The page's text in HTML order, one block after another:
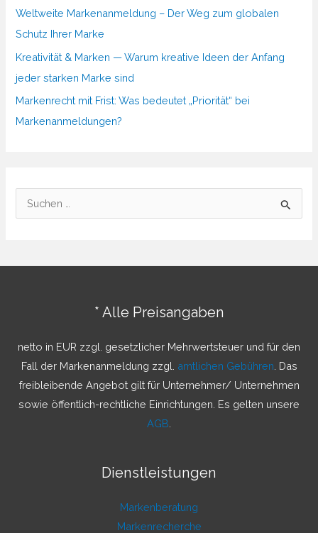
Weltweite Markenanmeldung – Der Weg zum globalen
Schutz Ihrer Marke
Kreativität & Marken — Warum kreative Ideen der Anfang
jeder starken Marke sind
Markenrecht mit Frist: Was bedeutet „Priorität“ bei
Markenanmeldungen?
u
h
* Alle Preisangaben
netto in EUR zzgl. gesetzlicher Mehrwertsteuer und für den
Fall der Markenanmeldung zzgl. amtlichen Gebühren . Das
freibleibende Angebot gilt für Unternehmer/ Unternehmen
sowie öffentlich-rechtliche Einrichtungen. Es gelten unsere
AGB
Dienstleistungen
Markenberatung
Markenrecherche